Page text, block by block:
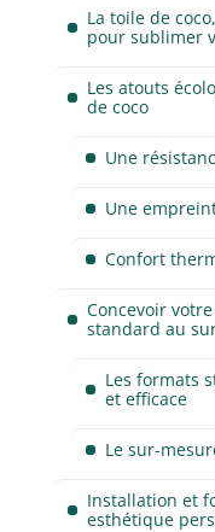
La toile de
pour sublimer
Les atouts
de coco
Une
Une
Confort
Concevoir
standard au
Les formats
et efficace
Le sur-
Installation et
esthétique